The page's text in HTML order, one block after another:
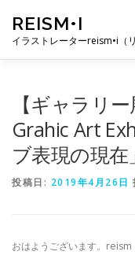
REISM•I
イラストレーターreism•i（
PUBLICATION
【ギャラリ
Grahic Art
ブ表現の現
投稿日: 2019年4月26日
おはようございます。reism